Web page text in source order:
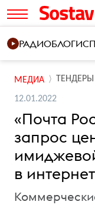
РАДИОБЛОГИ
МЕДИА ТЕНДЕРЫ
12.01.2022
«Почта
запрос
в